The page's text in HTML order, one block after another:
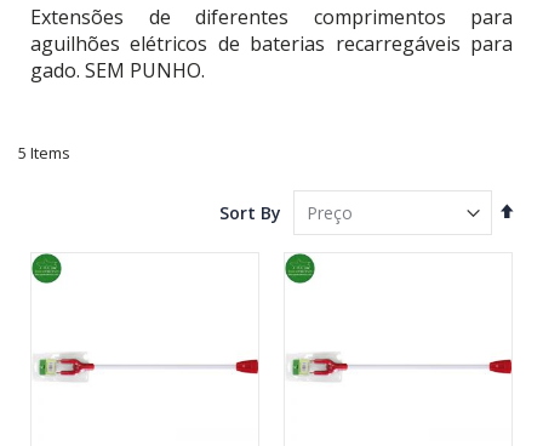
Extensões de diferentes comprimentos para
aguilhões elétricos de baterias recarregáveis para
gado. SEM PUNHO.
5 Items
Sort By
Set